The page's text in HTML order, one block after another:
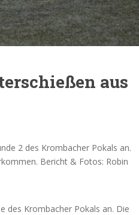
aus
2 des Krombacher Pokals an.
Bericht & Fotos: Robin
des Krombacher Pokals an. Die